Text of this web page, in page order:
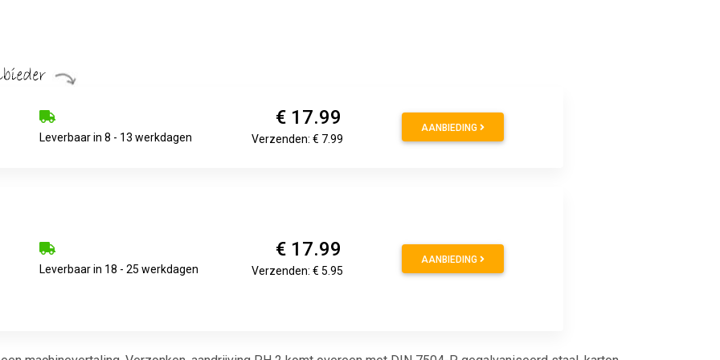
Leverbaar in 8 - 13 werkdagen
€ 17.99
Verzenden: € 7.99
AANBIEDING
Leverbaar in 18 - 25 werkdagen
€ 17.99
Verzenden: € 5.95
AANBIEDING